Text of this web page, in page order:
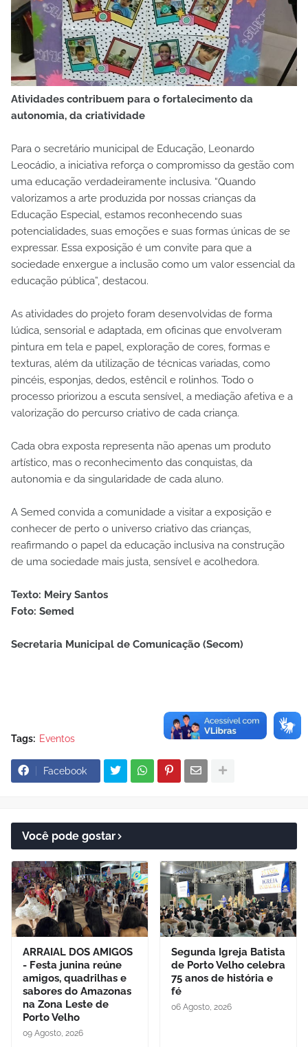
Atividades contribuem para o fortalecimento da
autonomia, da criatividade
Para o secretário municipal de Educação, Leonardo
Leocádio, a iniciativa reforça o compromisso da gestão com
uma educação verdadeiramente inclusiva. “Quando
valorizamos a arte produzida por nossas crianças da
Educação Especial, estamos reconhecendo suas
potencialidades, suas emoções e suas formas únicas de se
expressar. Essa exposição é um convite para que a
sociedade enxergue a inclusão como um valor essencial da
educação pública”, destacou.
As atividades do projeto foram desenvolvidas de forma
lúdica, sensorial e adaptada, em oficinas que envolveram
pintura em tela e papel, exploração de cores, formas e
texturas, além da utilização de técnicas variadas, como
pincéis, esponjas, dedos, estêncil e rolinhos. Todo o
processo priorizou a escuta sensível, a mediação afetiva e a
valorização do percurso criativo de cada criança.
Cada obra exposta representa não apenas um produto
artístico, mas o reconhecimento das conquistas, da
autonomia e da singularidade de cada aluno.
A Semed convida a comunidade a visitar a exposição e
conhecer de perto o universo criativo das crianças,
reafirmando o papel da educação inclusiva na construção
de uma sociedade mais justa, sensível e acolhedora.
Texto: Meiry Santos
Foto: Semed
Secretaria Municipal de Comunicação (Secom)
Tags: Eventos
Facebook
Você pode gostar
ARRAIAL DOS AMIGOS
- Festa junina reúne
amigos, quadrilhas e
sabores do Amazonas
na Zona Leste de
Porto Velho
09 Agosto, 2026
Segunda Igreja Batista
de Porto Velho celebra
75 anos de história e
fé
06 Agosto, 2026